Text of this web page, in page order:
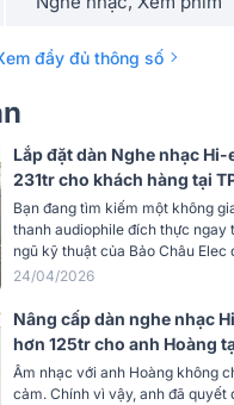
Vỏ nhôm
55W
3Hz -200kHz (0/-
input); 20Hz – 20kHz
input)
2V, 50Ohm (balanced/
6,0V (balanced input)
477 x 156 x 412 mm
đầy đủ thông số
Lắp đặt dàn Nghe nhạc
231tr cho khách hàng tại
Arden, Accuphase E3000,
Bạn đang tìm kiếm một không
thanh audiophile đích thực ngay
ngũ kỹ thuật của Bảo Châu Elec
24/04/2026
Nâng cấp dàn nghe nhạc
hơn 125tr cho anh Hoàng
(Tannoy Turnberry GR)
Âm nhạc với anh Hoàng không
cảm. Chính vì vậy, anh đã quyết